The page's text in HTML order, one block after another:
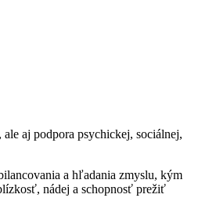
aj podpora psychickej, sociálnej,
a hľadania zmyslu, kým
nádej a schopnosť prežiť